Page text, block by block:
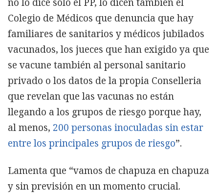
Colegio de Médicos que denuncia que hay
familiares de sanitarios y médicos jubilados
vacunados, los jueces que han exigido ya que
se vacune también al personal sanitario
privado o los datos de la propia Conselleria
que revelan que las vacunas no están
llegando a los grupos de riesgo porque hay,
al menos, 200 personas inoculadas sin estar
entre los principales grupos de riesgo”.
Lamenta que “vamos de chapuza en chapuza
y sin previsión en un momento crucial.